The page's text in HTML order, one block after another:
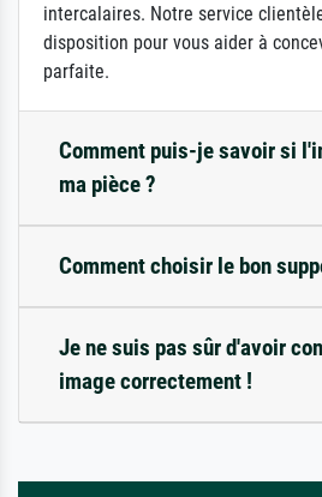
intercalaires. Notre service
disposition pour vous aider à
parfaite.
Comment puis-je savoir si
ma pièce ?
Comment choisir le bon
Je ne suis pas sûr d'avoir
image correctement !